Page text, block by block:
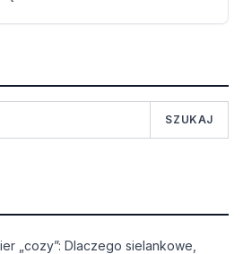
SZUKAJ
„cozy”: Dlaczego sielankowe,